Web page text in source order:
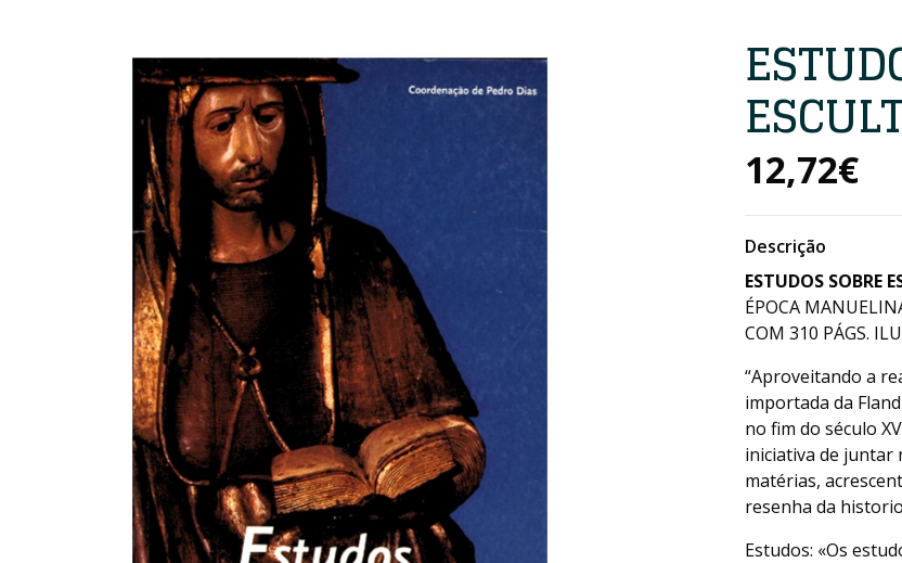
12,72€
Descrição
ESTUDOS SOBRE
ÉPOCA
COM 310 PÁGS.
“Aproveitando a
importada da
no fim do século
iniciativa de juntar
matérias,
resenha da
Estudos: «Os